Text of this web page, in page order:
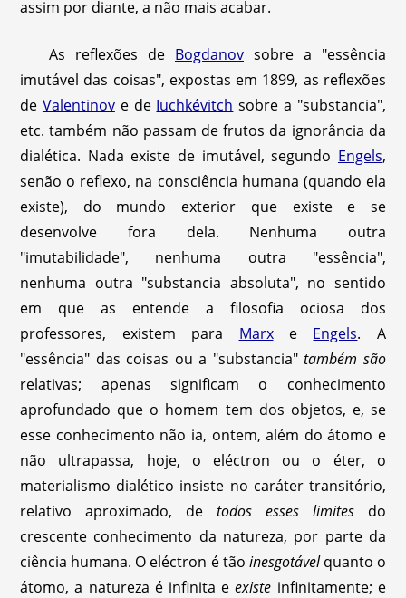
assim por diante, a não mais acabar.
As reflexões de Bogdanov sobre a "essência
imutável das coisas", expostas em 1899, as reflexões
de Valentinove de Iuchkévitch sobre a "substancia",
etc. também não passam de frutos da ignorância da
dialética. Nada existe de imutável, segundo Engels,
senão o reflexo, na consciência humana (quando ela
existe), do mundo exterior que existe e se
desenvolve fora dela. Nenhuma outra
"imutabilidade", nenhuma outra "essência",
nenhuma outra "substancia absoluta", no sentido
em que as entende a filosofia ociosa dos
professores, existem para Marxe Engels. A
"essência" das coisas ou a "substancia"também são
relativas; apenas significam o conhecimento
aprofundado que o homem tem dos objetos, e, se
esse conhecimento não ia, ontem, além do átomo e
não ultrapassa, hoje, o eléctron ou o éter, o
materialismo dialético insiste no caráter transitório,
relativo aproximado, de todos esses limitesdo
crescente conhecimento da natureza, por parte da
ciência humana. O eléctron é tão inesgotávelquanto o
átomo, a natureza é infinita eexiste infinitamente; e